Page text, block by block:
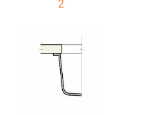
2